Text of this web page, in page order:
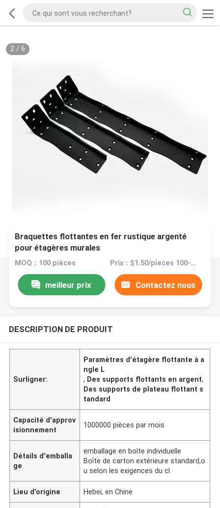
2/ 6
Braquettes flottantes en fer rustique argenté
pour étagères murales
MOQ：100 pièces Prix：$1.50/pieces 100-49999 pieces
meilleur prix Contactez nous
DESCRIPTION DE PRODUIT
Surligner:
Paramètres d'étagère flottante à a
ngle L
, Des supports flottants en argent,
Des supports de plateau flottant s
tandard
Capacité d'approv
isionnement
1000000 pièces par mois
Détails d'emballa
ge
emballage en boîte individuelle
Boîte de carton extérieure standard,o
u selon les exigences du cl
Lieu d'origine Hebei, en Chine